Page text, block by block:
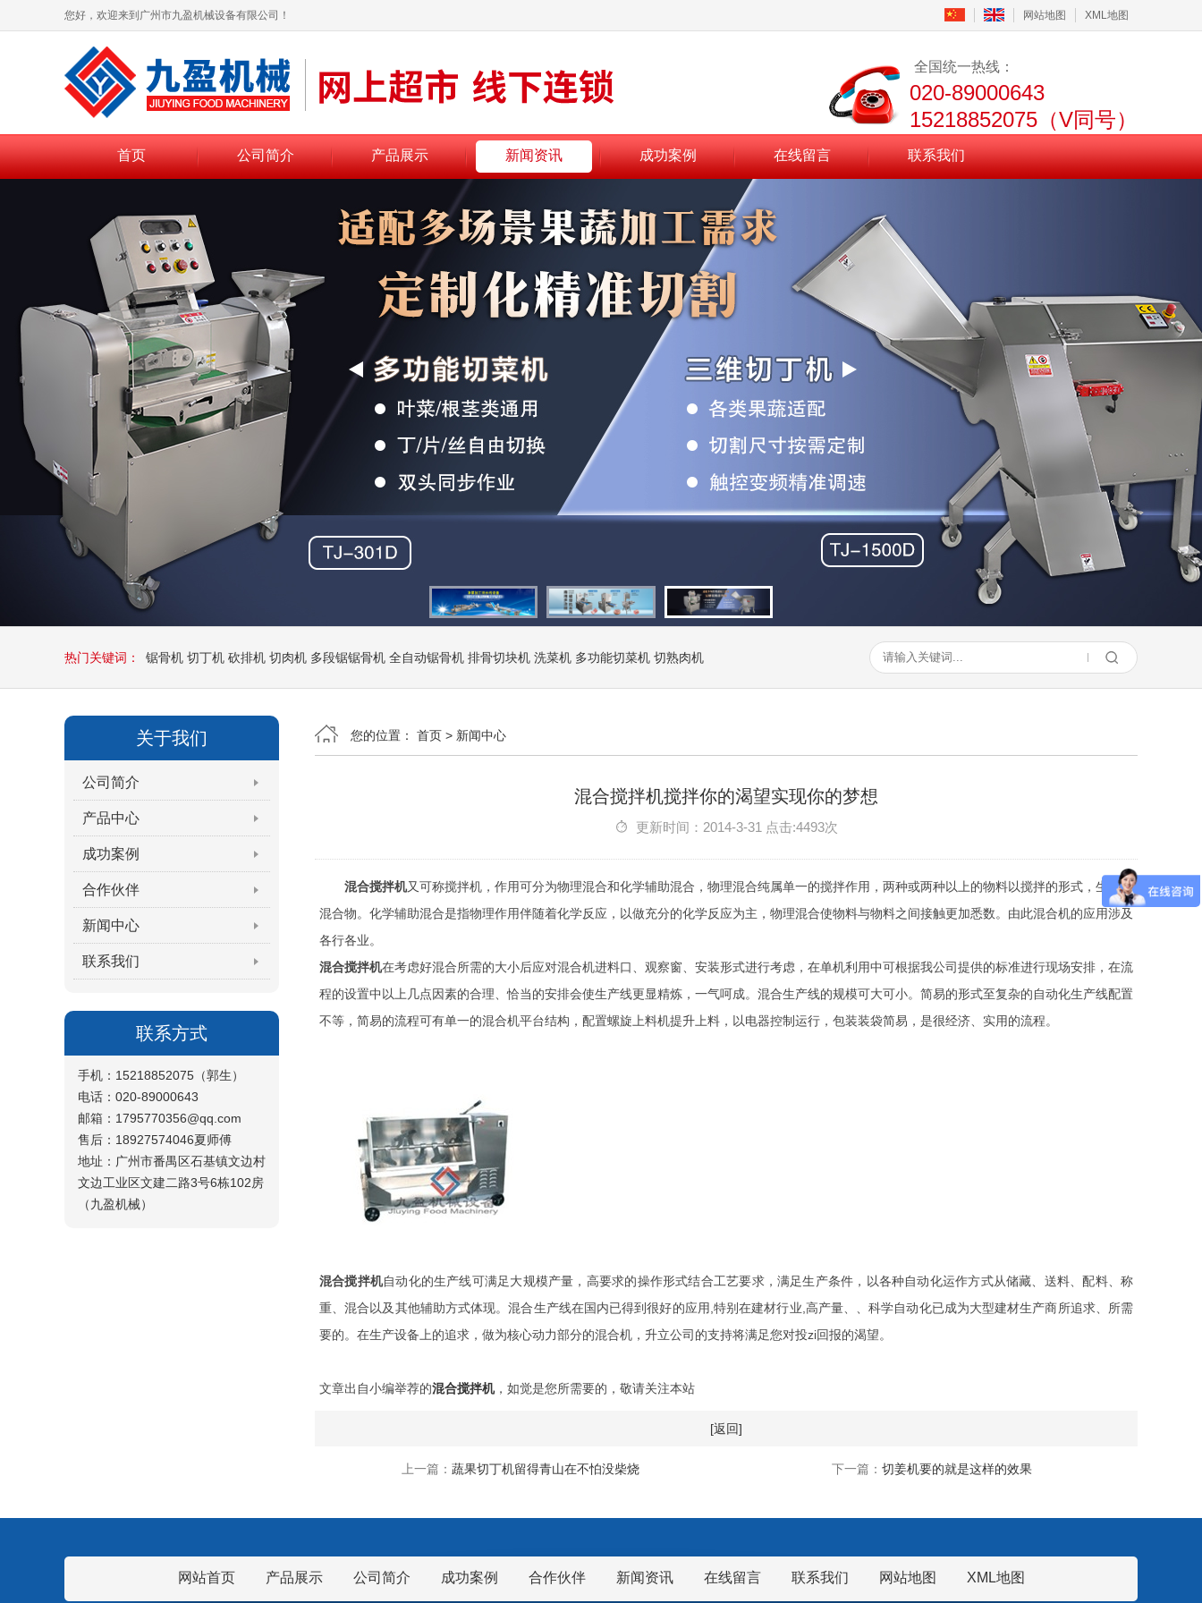
您好，欢迎来到广州市九盈机械设备有限公司！ 网站地图 XML地图
全国统一热线：
020-89000643
15218852075（V同号）
首页 公司简介 产品展示 新闻资讯 成功案例 在线留言 联系我们
热门关键词： 锯骨机 切丁机 砍排机 切肉机 多段锯锯骨机 全自动锯骨机 排骨切块机 洗菜机 多功能切菜机 切熟肉机
关于我们
公司简介
产品中心
成功案例
合作伙伴
新闻中心
联系我们
联系方式
手机：15218852075（郭生）
电话：020-89000643
邮箱：1795770356@qq.com
售后：18927574046夏师傅
地址：广州市番禺区石基镇文边村
文边工业区文建二路3号6栋102房
（九盈机械）
您的位置： 首页 > 新闻中心
混合搅拌机搅拌你的渴望实现你的梦想
更新时间：2014-3-31 点击:4493次
混合搅拌机又可称搅拌机，作用可分为物理混合和化学辅助混合，物理混合纯属单一的搅拌作用，两种或两种以上的物料以搅拌的形式，生产出
混合物。化学辅助混合是指物理作用伴随着化学反应，以做充分的化学反应为主，物理混合使物料与物料之间接触更加悉数。由此混合机的应用涉及
各行各业。
混合搅拌机在考虑好混合所需的大小后应对混合机进料口、观察窗、安装形式进行考虑，在单机利用中可根据我公司提供的标准进行现场安排，在流
程的设置中以上几点因素的合理、恰当的安排会使生产线更显精炼，一气呵成。混合生产线的规模可大可小。简易的形式至复杂的自动化生产线配置
不等，简易的流程可有单一的混合机平台结构，配置螺旋上料机提升上料，以电器控制运行，包装装袋简易，是很经济、实用的流程。
混合搅拌机自动化的生产线可满足大规模产量，高要求的操作形式结合工艺要求，满足生产条件，以各种自动化运作方式从储藏、送料、配料、称
重、混合以及其他辅助方式体现。混合生产线在国内已得到很好的应用,特别在建材行业,高产量、、科学自动化已成为大型建材生产商所追求、所需
要的。在生产设备上的追求，做为核心动力部分的混合机，升立公司的支持将满足您对投zi回报的渴望。
文章出自小编举荐的混合搅拌机，如觉是您所需要的，敬请关注本站
[返回]
上一篇： 蔬果切丁机留得青山在不怕没柴烧 下一篇： 切姜机要的就是这样的效果
网站首页 产品展示 公司简介 成功案例 合作伙伴 新闻资讯 在线留言 联系我们 网站地图 XML地图